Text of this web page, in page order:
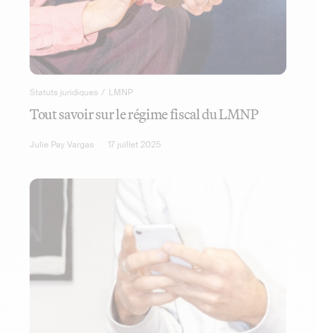
Statuts juridiques / LMNP
Tout savoir sur le régime fiscal du LMNP
Julie Pay Vargas 17 juillet 2025